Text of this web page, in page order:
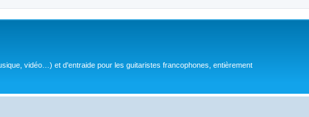
vidéo…) et d'entraide pour les guitaristes francophones, entièrement